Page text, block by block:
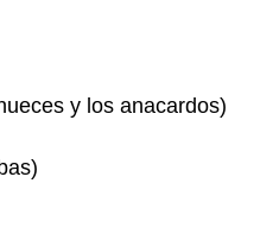
y los anacardos)